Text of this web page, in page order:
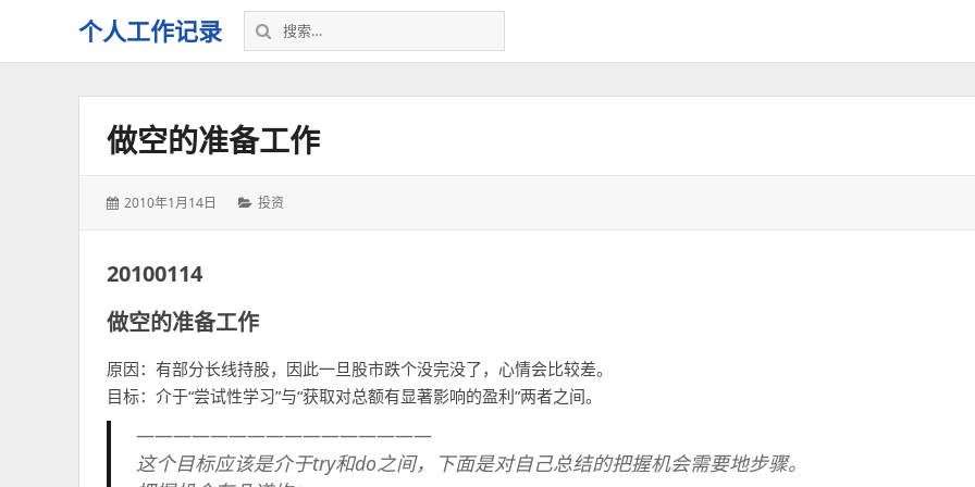
个人工作记录
搜
索：
做空的准备工作
发
2010年1月14日
分
投资
20100114
做空的准备工作
原因：有部分长线持股，因此一旦股市跌个没完没了，心情会比较差。
目标：介于“尝试性学习”与“获取对总额有显著影响的盈利”两者之间。
————————————————
这个目标应该是介于try和do之间，下面是对自己总结的把握机会需要地步骤。